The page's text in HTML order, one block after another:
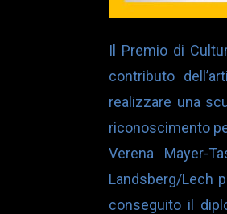
Il Premio di
contributo
realizzare una
riconoscimento
Verena Mayer-
Landsberg/Lech
conseguito il